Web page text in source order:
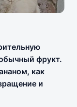
фрукт.
как
и